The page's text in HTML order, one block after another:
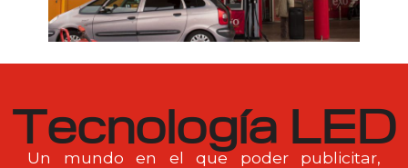
Tecnología LED
Un mundo en el que poder publicitar,